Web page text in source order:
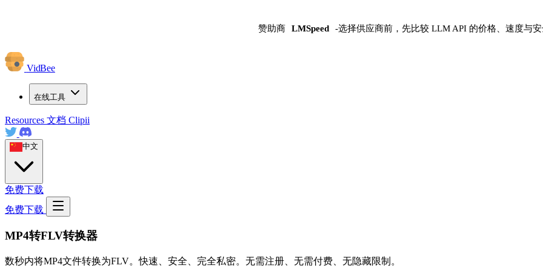
赞助商 LMSpeed -选择供应商前，先比较 LLM API 的价格、速度与
VidBee
在线工具
Resources 文档 Clipii
中文
免费下载
免费下载
MP4转FLV转换器
数秒内将MP4文件转换为FLV。快速、安全、完全私密。无需注册、无需付费、无隐藏限制。